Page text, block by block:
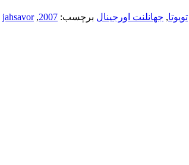
تویوتا, جهانلنت اورجینال برچسب: 2007
,
jahsavor